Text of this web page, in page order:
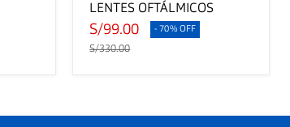
LENTES OFTÁLMICOS
S/99.00 - 70% OFF
S/330.00